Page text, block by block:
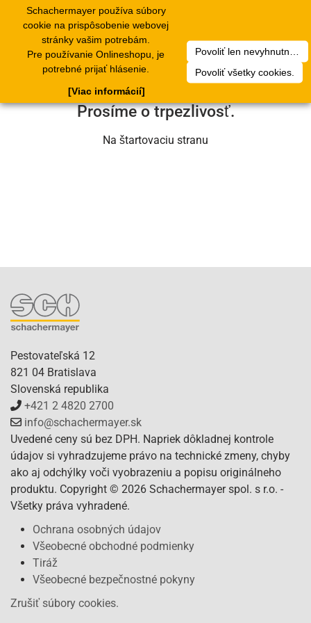
Schachermayer používa súbory
cookie na prispôsobenie webovej
stránky vašim potrebám.
Pre používanie Onlineshopu, je
potrebné prijať hlásenie.
Povoliť všetky cookies.
[Viac informácií]
Ľutujeme, ale došlo k technickej chybe.
Náš servisný tím na nej už pracuje.
Prosíme o trpezlivosť.
Na štartovaciu stranu
Pestovateľská 12
821 04 Bratislava
Slovenská republika
+421 2 4820 2700
info@schachermayer.sk
Uvedené ceny sú bez DPH. Napriek dôkladnej kontrole
údajov si vyhradzujeme právo na technické zmeny, chyby
ako aj odchýlky voči vyobrazeniu a popisu originálneho
produktu. Copyright © 2026 Schachermayer spol. s r.o. -
Všetky práva vyhradené.
Ochrana osobných údajov
Všeobecné obchodné podmienky
Tiráž
Všeobecné bezpečnostné pokyny
Zrušiť súbory cookies.